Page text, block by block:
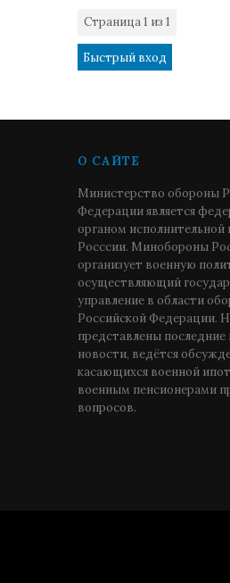
Страница1 из 1
О САЙТЕ
Министерство обороны
Федерации является
органом исполнительной
Росссии. Минобороны
организует военную
осуществляющий
управление в области
Российской Федерации.
представлены последние
новости, ведётся
касающихся военной
военным пенсионерами
вопросов.